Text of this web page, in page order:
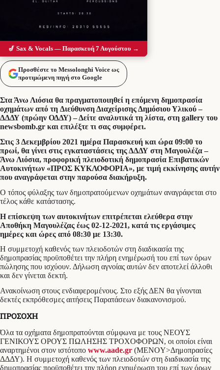
Προσθέστε το Messolonghi Voice ως
προτιμώμενη πηγή στο Google
Στα Άνω Λιόσια θα πραγματοποιηθεί η επόμενη δημοπρασία
οχημάτων από τη Διεύθυνση Διαχείρισης Δημόσιου Υλικού –
ΔΔΔΥ (πρώην ΟΔΔΥ) – Δείτε αναλυτικά τη λίστα, στη gallery του
newsbomb.gr και επιλέξτε τι σας συμφέρει.
Στις 3 Δεκεμβρίου 2021 ημέρα Παρασκευή και ώρα 09:00 το
πρωί, θα γίνει στις εγκαταστάσεις της ΔΔΔΥ στη Μαγουλέζα –
Άνω Λιόσια, προφορική πλειοδοτική δημοπρασία Επιβατικών
Αυτοκινήτων «ΠΡΟΣ ΚΥΚΛΟΦΟΡΙΑ», με τιμή εκκίνησης αυτήν
που αναγράφεται στην παρούσα διακήρυξη.
Ο τόπος φύλαξης των δημοπρατούμενων οχημάτων αναγράφεται στο
τέλος κάθε κατάστασης.
Η επίσκεψη των αυτοκινήτων επιτρέπεται ελεύθερα στην
Αποθήκη Μαγουλέζας έως 02-12-2021, κατά τις εργάσιμες
ημέρες και ώρες από 08:30 με 13:30.
Η συμμετοχή καθενός των πλειοδοτών στη διαδικασία της
δημοπρασίας προϋποθέτει την πλήρη ενημέρωσή του επί των όρων
πώλησης που ισχύουν. Δήλωση αγνοίας αυτών δεν αποτελεί άλλοθι
και δεν γίνεται δεκτή.
Ανακοίνωση στους ενδιαφερομένους. Στο εξής ΔΕΝ θα γίνονται
δεκτές εκπρόθεσμες αιτήσεις Παρατάσεων διακανονισμού.
ΠΡΟΣΟΧΗ
Όλα τα οχήματα δημοπρατούνται σύμφωνα με τους ΝΕΟΥΣ
ΓΕΝΙΚΟΥΣ ΟΡΟΥΣ ΠΩΛΗΣΗΣ ΤΡΟΧΟΦΟΡΩΝ, οι οποίοι είναι
αναρτημένοι στον ιστότοπο www.aade.gr (MENOY>Δημοπρασίες
ΔΔΔΥ). Η συμμετοχή καθενός των πλειοδοτών στη διαδικασία της
δημοπρασίας προϋποθέτει την πλήρη ενημέρωση του επί των όρων
🎷 Sax & Vocals — Παρασκευή 7 Αυγούστου →